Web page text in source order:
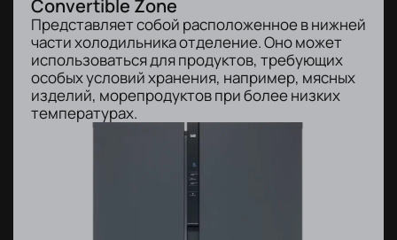
Convertible Zone
Представляет собой расположенное в нижней
части холодильника отделение. Оно может
использоваться для продуктов, требующих
особых условий хранения, например, мясных
изделий, морепродуктов при более низких
температурах.